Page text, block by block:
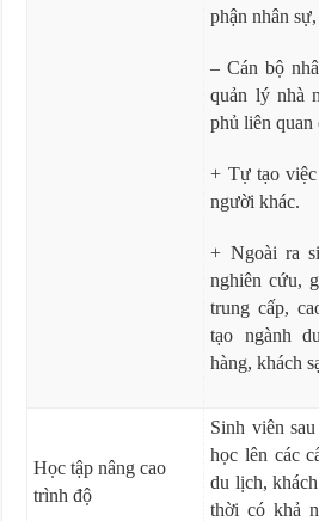
phận nhân
– Cán bộ
quản lý nhà
phủ liên quan
+ Tự tạo
người khác.
+ Ngoài ra
nghiên cứu,
trung cấp,
tạo ngành
hàng, khách
Học tập nâng cao
trình độ
Sinh viên
học lên các
du lịch,
thời có khả